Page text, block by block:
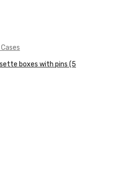
boxes with pins (5